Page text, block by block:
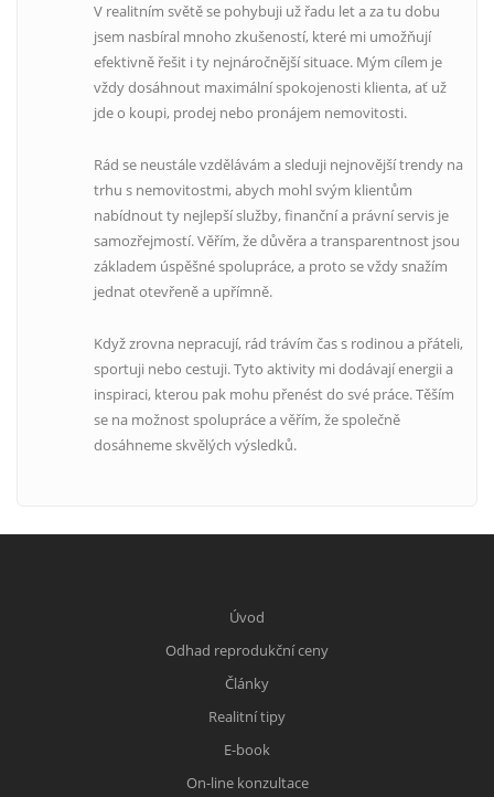
V realitním světě se pohybuji už řadu let a za tu dobu
jsem nasbíral mnoho zkušeností, které mi umožňují
efektivně řešit i ty nejnáročnější situace. Mým cílem je
vždy dosáhnout maximální spokojenosti klienta, ať už
jde o koupi, prodej nebo pronájem nemovitosti.
Rád se neustále vzdělávám a sleduji nejnovější trendy na
trhu s nemovitostmi, abych mohl svým klientům
nabídnout ty nejlepší služby, finanční a právní servis je
samozřejmostí. Věřím, že důvěra a transparentnost jsou
základem úspěšné spolupráce, a proto se vždy snažím
jednat otevřeně a upřímně.
Když zrovna nepracují, rád trávím čas s rodinou a přáteli,
sportuji nebo cestuji. Tyto aktivity mi dodávají energii a
inspiraci, kterou pak mohu přenést do své práce. Těším
se na možnost spolupráce a věřím, že společně
dosáhneme skvělých výsledků.
Úvod
Odhad reprodukční ceny
Články
Realitní tipy
E-book
On-line konzultace